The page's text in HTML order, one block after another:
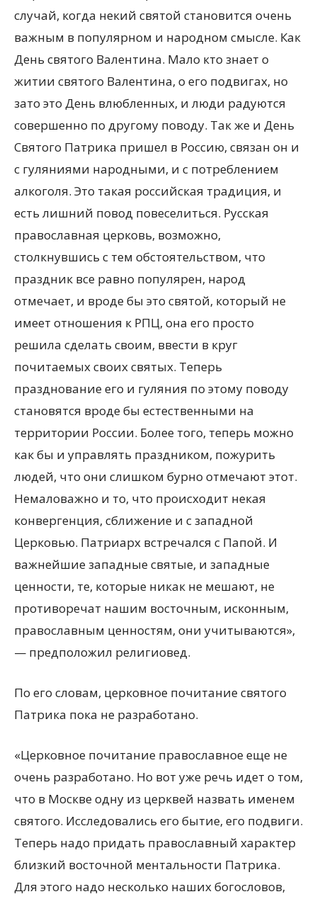
случай, когда некий святой становится очень
важным в популярном и народном смысле. Как
День святого Валентина. Мало кто знает о
житии святого Валентина, о его подвигах, но
зато это День влюбленных, и люди радуются
совершенно по другому поводу. Так же и День
Святого Патрика пришел в Россию, связан он и
с гуляниями народными, и с потреблением
алкоголя. Это такая российская традиция, и
есть лишний повод повеселиться. Русская
православная церковь, возможно,
столкнувшись с тем обстоятельством, что
праздник все равно популярен, народ
отмечает, и вроде бы это святой, который не
имеет отношения к РПЦ, она его просто
решила сделать своим, ввести в круг
почитаемых своих святых. Теперь
празднование его и гуляния по этому поводу
становятся вроде бы естественными на
территории России. Более того, теперь можно
как бы и управлять праздником, пожурить
людей, что они слишком бурно отмечают этот.
Немаловажно и то, что происходит некая
конвергенция, сближение и с западной
Церковью. Патриарх встречался с Папой. И
важнейшие западные святые, и западные
ценности, те, которые никак не мешают, не
противоречат нашим восточным, исконным,
православным ценностям, они учитываются»,
— предположил религиовед.
По его словам, церковное почитание святого
Патрика пока не разработано.
«Церковное почитание православное еще не
очень разработано. Но вот уже речь идет о том,
что в Москве одну из церквей назвать именем
святого. Исследовались его бытие, его подвиги.
Теперь надо придать православный характер
близкий восточной ментальности Патрика.
Для этого надо несколько наших богословов,